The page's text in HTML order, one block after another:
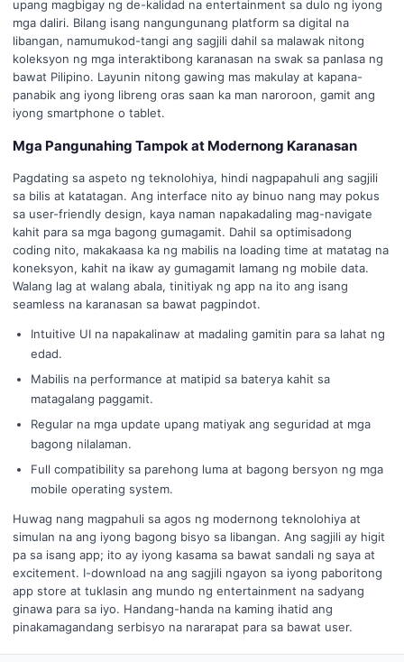
upang magbigay ng de-kalidad na entertainment sa dulo ng iyong
mga daliri. Bilang isang nangungunang platform sa digital na
libangan, namumukod-tangi ang sagjili dahil sa malawak nitong
koleksyon ng mga interaktibong karanasan na swak sa panlasa ng
bawat Pilipino. Layunin nitong gawing mas makulay at kapana-
panabik ang iyong libreng oras saan ka man naroroon, gamit ang
iyong smartphone o tablet.
Mga Pangunahing Tampok at Modernong Karanasan
Pagdating sa aspeto ng teknolohiya, hindi nagpapahuli ang sagjili
sa bilis at katatagan. Ang interface nito ay binuo nang may pokus
sa user-friendly design, kaya naman napakadaling mag-navigate
kahit para sa mga bagong gumagamit. Dahil sa optimisadong
coding nito, makakaasa ka ng mabilis na loading time at matatag na
koneksyon, kahit na ikaw ay gumagamit lamang ng mobile data.
Walang lag at walang abala, tinitiyak ng app na ito ang isang
seamless na karanasan sa bawat pagpindot.
Intuitive UI na napakalinaw at madaling gamitin para sa lahat ng
edad.
Mabilis na performance at matipid sa baterya kahit sa
matagalang paggamit.
Regular na mga update upang matiyak ang seguridad at mga
bagong nilalaman.
Full compatibility sa parehong luma at bagong bersyon ng mga
mobile operating system.
Huwag nang magpahuli sa agos ng modernong teknolohiya at
simulan na ang iyong bagong bisyo sa libangan. Ang sagjili ay higit
pa sa isang app; ito ay iyong kasama sa bawat sandali ng saya at
excitement. I-download na ang sagjili ngayon sa iyong paboritong
app store at tuklasin ang mundo ng entertainment na sadyang
ginawa para sa iyo. Handang-handa na kaming ihatid ang
pinakamagandang serbisyo na nararapat para sa bawat user.